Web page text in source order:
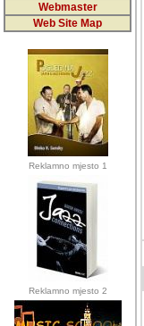
Webmaster
Web Site Map
Reklamno mjesto 1
Reklamno mjesto 2